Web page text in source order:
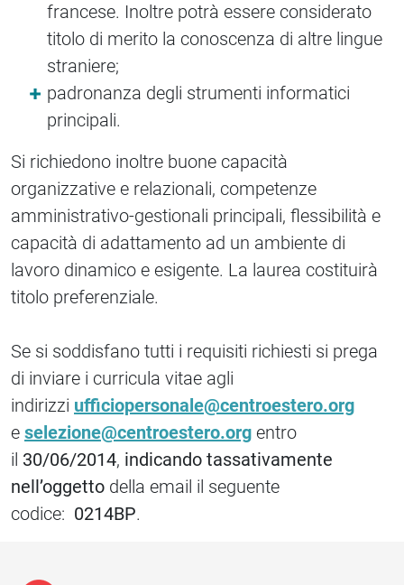
francese. Inoltre potrà essere considerato
titolo di merito la conoscenza di altre lingue
straniere;
padronanza degli strumenti informatici
principali.
Si richiedono inoltre buone capacità
organizzative e relazionali, competenze
amministrativo-gestionali principali, flessibilità e
capacità di adattamento ad un ambiente di
lavoro dinamico e esigente. La laurea costituirà
titolo preferenziale.
Se si soddisfano tutti i requisiti richiesti si prega
di inviare i curricula vitae agli
indirizzi ufficiopersonale@centroestero.org
e selezione@centroestero.org entro
il 30/06/2014, indicando tassativamente
nell’oggetto della email il seguente
codice: 0214BP.